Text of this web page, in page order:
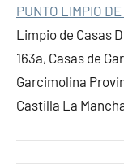
PUNTO LIMPIO
Limpio de Casas
163a, Casas de
Garcimolina
Castilla La